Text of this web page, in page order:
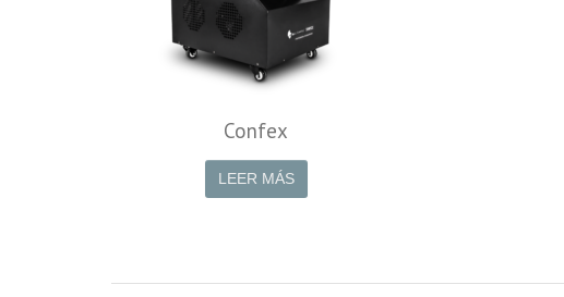
Confex
LEER MÁS